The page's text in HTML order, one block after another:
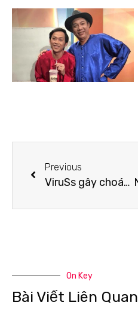
Previous
ViruSs gây choáng khi hé lộ số đo hình thể trên truyền hình
On Key
Bài Viết Liên Quan